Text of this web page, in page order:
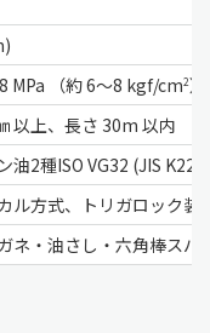
MPa （約 6～8 kgf/cm2）
以上、長さ 30m 以内
油2種ISO VG32 (JIS
ル方式、トリガロック装
ネ・油さし・六角棒ス